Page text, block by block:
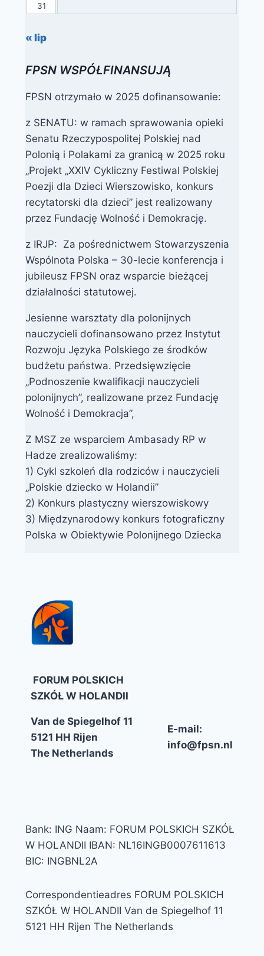
31
« lip
FPSN WSPÓŁFINANSUJĄ
FPSN otrzymało w 2025 dofinansowanie:
z SENATU: w ramach sprawowania opieki
Senatu Rzeczypospolitej Polskiej nad
Polonią i Polakami za granicą w 2025 roku
„Projekt „XXIV Cykliczny Festiwal Polskiej
Poezji dla Dzieci Wierszowisko, konkurs
recytatorski dla dzieci” jest realizowany
przez Fundację Wolność i Demokrację.
z IRJP: Za pośrednictwem Stowarzyszenia
Wspólnota Polska – 30-lecie konferencja i
jubileusz FPSN oraz wsparcie bieżącej
działalności statutowej.
Jesienne warsztaty dla polonijnych
nauczycieli dofinansowano przez Instytut
Rozwoju Języka Polskiego ze środków
budżetu państwa. Przedsięwzięcie
„Podnoszenie kwalifikacji nauczycieli
polonijnych”, realizowane przez Fundację
Wolność i Demokracja”,
Z MSZ ze wsparciem Ambasady RP w
Hadze zrealizowaliśmy:
1) Cykl szkoleń dla rodziców i nauczycieli
„Polskie dziecko w Holandii”
2) Konkurs plastyczny wierszowiskowy
3) Międzynarodowy konkurs fotograficzny
Polska w Obiektywie Polonijnego Dziecka
FORUM POLSKICH
SZKÓŁ W HOLANDII
Van de Spiegelhof 11
5121 HH Rijen
The Netherlands
E-mail:
info@fpsn.nl
Bank: ING Naam: FORUM POLSKICH SZKÓŁ
W HOLANDII IBAN: NL16INGB0007611613
BIC: INGBNL2A
Correspondentieadres FORUM POLSKICH
SZKÓŁ W HOLANDII Van de Spiegelhof 11
5121 HH Rijen The Netherlands